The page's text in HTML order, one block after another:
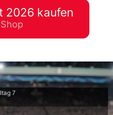
– kostenlos
ausfüllen
2026 kaufen
7